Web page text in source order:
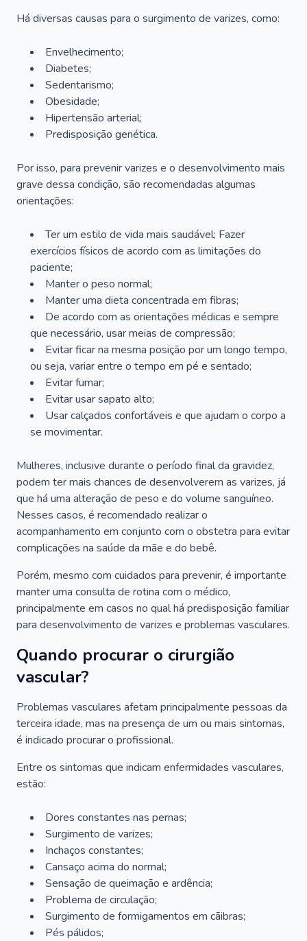
Há diversas causas para o surgimento de varizes, como:
Envelhecimento;
Diabetes;
Sedentarismo;
Obesidade;
Hipertensão arterial;
Predisposição genética.
Por isso, para prevenir varizes e o desenvolvimento mais
grave dessa condição, são recomendadas algumas
orientações:
Ter um estilo de vida mais saudável; Fazer
exercícios físicos de acordo com as limitações do
paciente;
Manter o peso normal;
Manter uma dieta concentrada em fibras;
De acordo com as orientações médicas e sempre
que necessário, usar meias de compressão;
Evitar ficar na mesma posição por um longo tempo,
ou seja, variar entre o tempo em pé e sentado;
Evitar fumar;
Evitar usar sapato alto;
Usar calçados confortáveis e que ajudam o corpo a
se movimentar.
Mulheres, inclusive durante o período final da gravidez,
podem ter mais chances de desenvolverem as varizes, já
que há uma alteração de peso e do volume sanguíneo.
Nesses casos, é recomendado realizar o
acompanhamento em conjunto com o obstetra para evitar
complicações na saúde da mãe e do bebê.
Porém, mesmo com cuidados para prevenir, é importante
manter uma consulta de rotina com o médico,
principalmente em casos no qual há predisposição familiar
para desenvolvimento de varizes e problemas vasculares.
Quando procurar o cirurgião
vascular?
Problemas vasculares afetam principalmente pessoas da
terceira idade, mas na presença de um ou mais sintomas,
é indicado procurar o profissional.
Entre os sintomas que indicam enfermidades vasculares,
estão:
Dores constantes nas pernas;
Surgimento de varizes;
Inchaços constantes;
Cansaço acima do normal;
Sensação de queimação e ardência;
Problema de circulação;
Surgimento de formigamentos em cãibras;
Pés pálidos;